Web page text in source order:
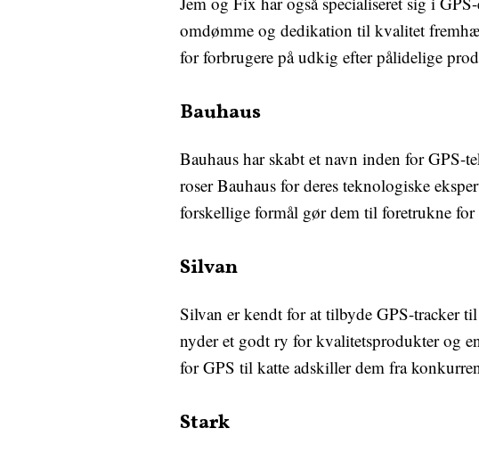
omdømme og dedikation til kvalitet
for forbrugere på udkig efter pålidelige
Bauhaus
Bauhaus har skabt et navn inden for GPS-
roser Bauhaus for deres teknologiske
forskellige formål gør dem til foretrukne for
Silvan
Silvan er kendt for at tilbyde GPS-tracker
nyder et godt ry for kvalitetsprodukter og
for GPS til katte adskiller dem fra
Stark